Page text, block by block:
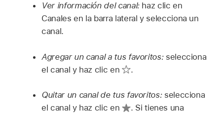
Ver información del canal:haz clic en
Canales en la barra lateral y selecciona un
canal.
Agregar un canal a tus favoritos:selecciona
el canal y haz clic en
.
Quitar un canal de tus favoritos:selecciona
el canal y haz clic en
. Si tienes una